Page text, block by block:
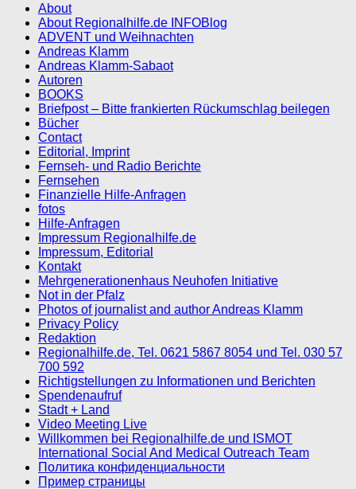
About
About Regionalhilfe.de INFOBlog
ADVENT und Weihnachten
Andreas Klamm
Andreas Klamm-Sabaot
Autoren
BOOKS
Briefpost – Bitte frankierten Rückumschlag beilegen
Bücher
Contact
Editorial, Imprint
Fernseh- und Radio Berichte
Fernsehen
Finanzielle Hilfe-Anfragen
fotos
Hilfe-Anfragen
Impressum Regionalhilfe.de
Impressum, Editorial
Kontakt
Mehrgenerationenhaus Neuhofen Initiative
Not in der Pfalz
Photos of journalist and author Andreas Klamm
Privacy Policy
Redaktion
Regionalhilfe.de, Tel. 0621 5867 8054 und Tel. 030 57
700 592
Richtigstellungen zu Informationen und Berichten
Spendenaufruf
Stadt + Land
Video Meeting Live
Willkommen bei Regionalhilfe.de und ISMOT
International Social And Medical Outreach Team
Политика конфиденциальности
Пример страницы